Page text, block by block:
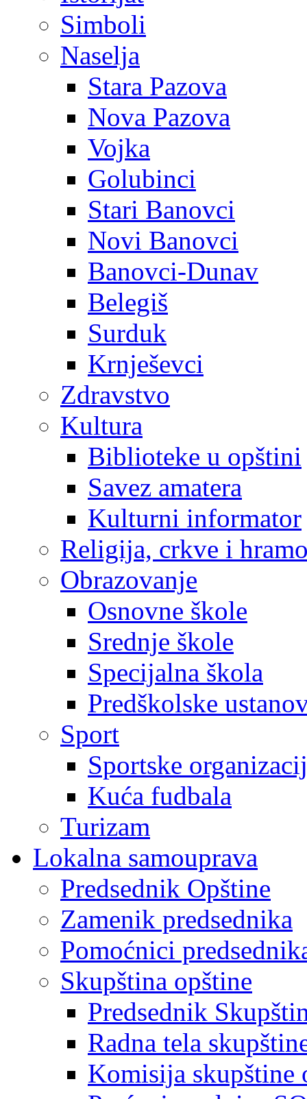
Simboli
Naselja
Stara Pazova
Nova Pazova
Vojka
Golubinci
Stari Banovci
Novi Banovci
Banovci-Dunav
Belegiš
Surduk
Krnješevci
Zdravstvo
Kultura
Biblioteke u opštini
Savez amatera
Kulturni informator
Religija, crkve i
Obrazovanje
Osnovne škole
Srednje škole
Specijalna škola
Predškolske
Sport
Sportske
Kuća fudbala
Turizam
Lokalna samouprava
Predsednik Opštine
Zamenik predsednika
Pomoćnici
Skupština opštine
Predsednik
Radna tela
Komisija skupštine